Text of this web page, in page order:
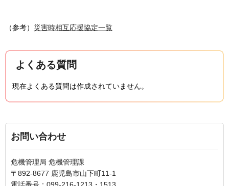
（参考） 災害時相互応援協定一覧
よくある質問
現在よくある質問は作成されていません。
お問い合わせ
危機管理局 危機管理課
〒892-8677 鹿児島市山下町11-1